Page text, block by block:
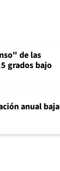
de las
grados bajo
anual baja